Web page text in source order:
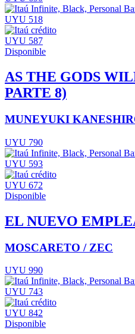
UYU 518
UYU 587
Disponible
AS THE GODS
PARTE 8)
MUNEYUKI
UYU 790
UYU 593
UYU 672
Disponible
EL NUEVO
MOSCARETO / ZEC
UYU 990
UYU 743
UYU 842
Disponible